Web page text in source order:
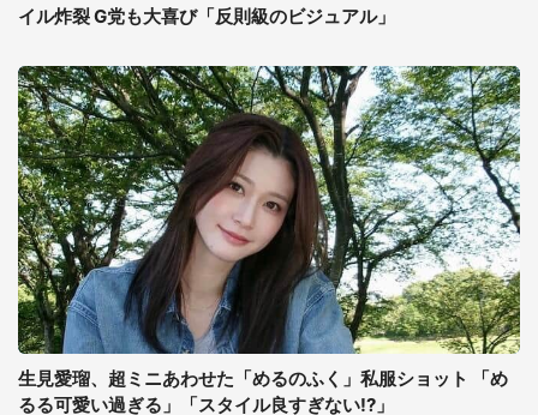
イル炸裂 G党も大喜び「反則級のビジュアル」
生見愛瑠、超ミニあわせた「めるのふく」私服ショット 「め
るる可愛い過ぎる」「スタイル良すぎない!?」